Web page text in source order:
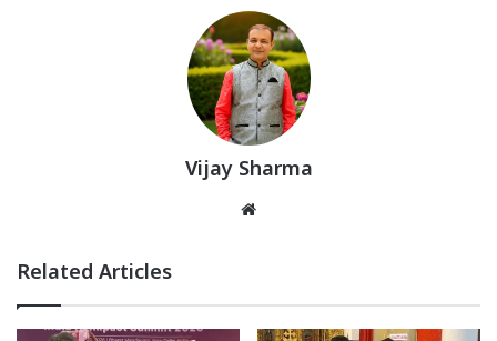
Vijay Sharma
Related Articles